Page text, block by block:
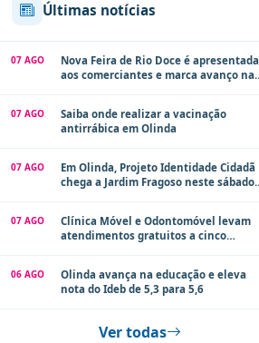
Últimas notícias
07 AGO
Nova Feira de Rio Doce é apresentada
aos comerciantes e marca avanço na
07 AGO
Saiba onde realizar a vacinação
antirrábica em Olinda
07 AGO
Em Olinda, Projeto Identidade Cidadã
chega a Jardim Fragoso neste sábado
07 AGO
Clínica Móvel e Odontomóvel levam
atendimentos gratuitos a cinco
06 AGO
Olinda avança na educação e eleva
nota do Ideb de 5,3 para 5,6
Ver todas